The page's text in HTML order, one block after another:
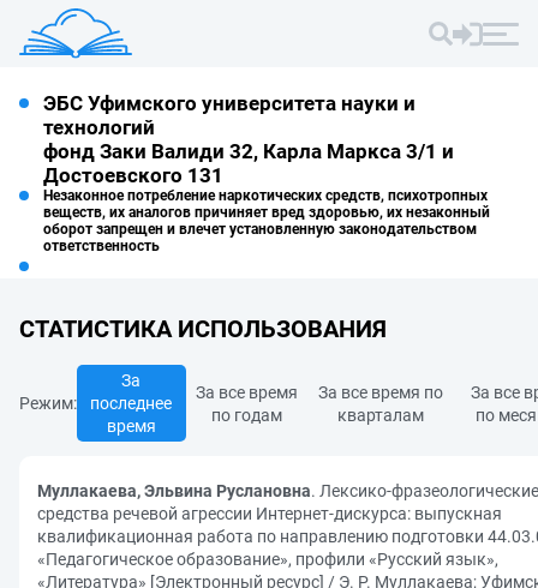
ЭБС Уфимского университета науки и
технологий
фонд Заки Валиди 32, Карла Маркса 3/1 и
Достоевского 131
Незаконное потребление наркотических средств, психотропных
веществ, их аналогов причиняет вред здоровью, их незаконный
оборот запрещен и влечет установленную законодательством
ответственность
СТАТИСТИКА ИСПОЛЬЗОВАНИЯ
Режим:
За
последнее
время
За все время
по годам
За все время по
кварталам
За все
по
Муллакаева, Эльвина Руслановна. Лексико-фразеологические
средства речевой агрессии Интернет-дискурса: выпускная
квалификационная работа по направлению подготовки
«Педагогическое образование», профили «Русский язык»,
«Литература» [Электронный ресурс] / Э. Р. Муллакаева;